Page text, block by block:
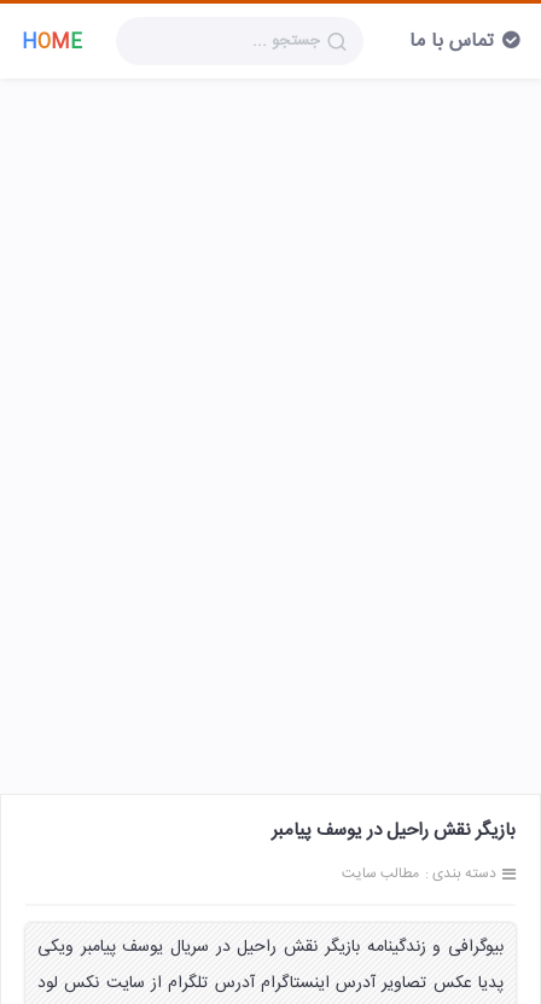
HOME تماس با ما
بازیگر نقش راحیل در یوسف پیامبر
دسته بندی : مطالب سایت
بیوگرافی و زندگینامه بازیگر نقش راحیل در سریال یوسف پیامبر ویکی
پدیا عکس تصاویر آدرس اینستاگرام آدرس تلگرام از سایت نکس لود